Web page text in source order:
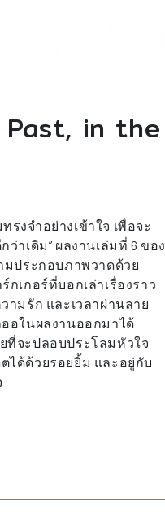
in the
งจำอย่างเข้าใจ เพื่อจะ
าเดิม” ผลงานเล่มที่ 6 ของ
มประกอบภาพวาดด้วย
เกอร์ที่บอกเล่าเรื่องราว
ามรัก และเวลาผ่านลาย
อในผลงานออกมาได้
ที่จะปลอบประโลมหัวใจ
ได้ด้วยรอยยิ้ม และอยู่กับ